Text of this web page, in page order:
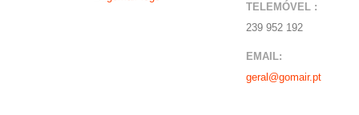
TELEMÓVEL :
239 952 192
EMAIL:
geral@gomair.pt